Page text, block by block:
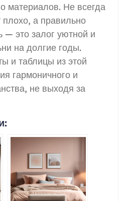
материалов. Не всегда
а правильно
— это залог уютной и
на долгие годы.
и таблицы из этой
гармоничного и
не выходя за